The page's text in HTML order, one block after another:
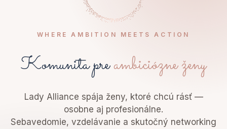
Registrácia do komunity
WHERE AMBITION MEETS ACTION
Komunita preambiciózne ženy
Lady Alliance spája ženy, ktoré chcú rásť —
osobne aj profesionálne.
Sebavedomie, vzdelávanie a skutočný networking